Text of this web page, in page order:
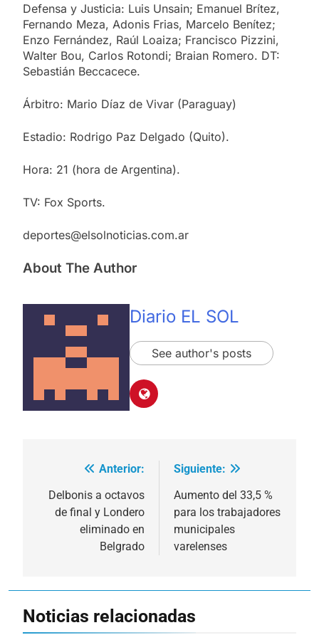
Defensa y Justicia: Luis Unsain; Emanuel Brítez,
Fernando Meza, Adonis Frias, Marcelo Benítez;
Enzo Fernández, Raúl Loaiza; Francisco Pizzini,
Walter Bou, Carlos Rotondi; Braian Romero. DT:
Sebastián Beccacece.
Árbitro: Mario Díaz de Vivar (Paraguay)
Estadio: Rodrigo Paz Delgado (Quito).
Hora: 21 (hora de Argentina).
TV: Fox Sports.
deportes@elsolnoticias.com.ar
About The Author
Diario EL SOL
See author's posts
Navegación
de
entradas
Anterior:
Delbonis a octavos
de final y Londero
eliminado en
Belgrado
Siguiente:
Aumento del 33,5 %
para los trabajadores
municipales
varelenses
Noticias relacionadas